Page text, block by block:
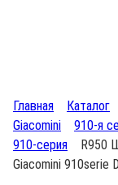
у
Главная Каталог
Giacomini
910-я
910-серия
R950
Giacomini 910serie